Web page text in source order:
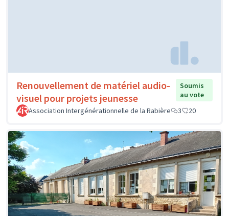
Renouvellement de matériel audio-
visuel pour projets jeunesse
Soumis
au vote
Association Intergénérationnelle de la Rabière
3 20